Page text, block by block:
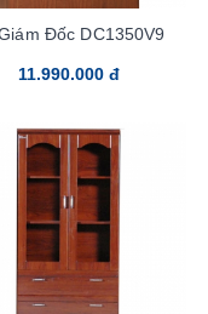
Đốc DC1350V9
11.990.000 đ